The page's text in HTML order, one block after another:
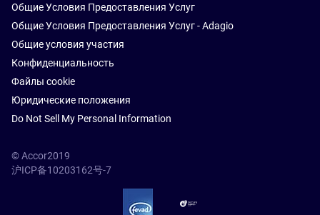
Общие Условия Предоставления Услуг
Общие Условия Предоставления Услуг - Adagio
Общие условия участия
Конфиденциальность
Файлы cookie
Юридические положения
Do Not Sell My Personal Information
© Accor2019
沪ICP备10203162号-7